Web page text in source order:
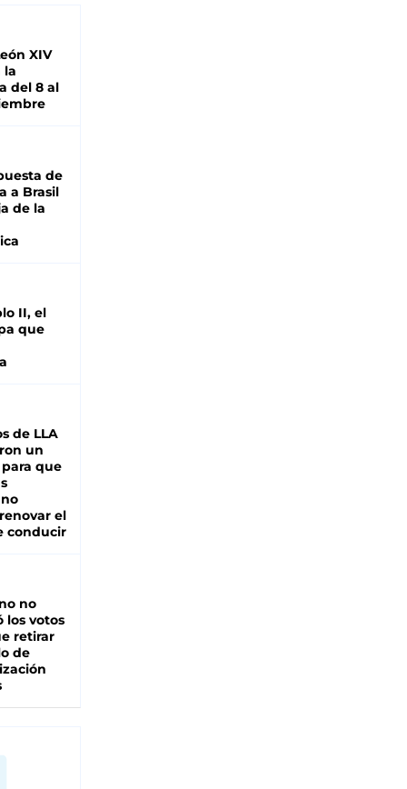
XIV
la
del 8 al
de
a Brasil
de la
II, el
que
de LLA
un
que
el
conducir
no
los votos
retirar
de